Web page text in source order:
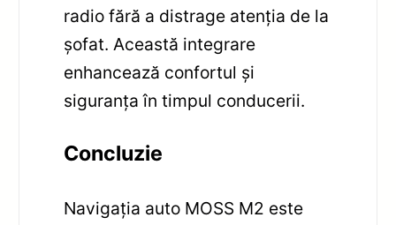
radio fără a distrage atenția de la
șofat. Această integrare
enhancează confortul și
siguranța în timpul conducerii.
Concluzie
Navigația auto MOSS M2 este